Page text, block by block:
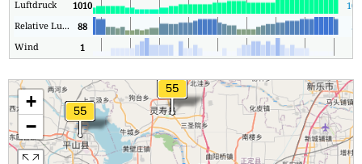
Luftdruck
1010
Relative Luftfeuchtigkeit
88
56
Wind
1
+
−